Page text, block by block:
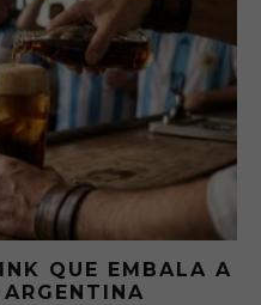
QUE EMBALA A